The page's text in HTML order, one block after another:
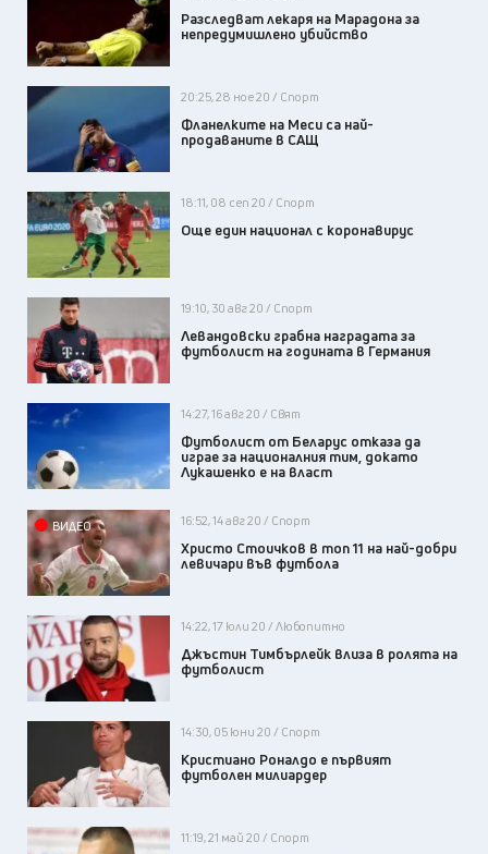
Разследват лекаря на Марадона за
непредумишлено убийство
20:25, 28 ное 20 / Спорт
Фланелките на Меси са най-
продаваните в САЩ
18:11, 08 сеп 20 / Спорт
Още един национал с коронавирус
19:10, 30 авг 20 / Спорт
Левандовски грабна наградата за
футболист на годината в Германия
14:27, 16 авг 20 / Свят
Футболист от Беларус отказа да
играе за националния тим, докато
Лукашенко е на власт
ВИДЕО 16:52, 14 авг 20 / Спорт
Христо Стоичков в топ 11 на най-добри
левичари във футбола
14:22, 17 юли 20 / Любопитно
Джъстин Тимбърлейк влиза в ролята на
футболист
14:30, 05 юни 20 / Спорт
Кристиано Роналдо е първият
футболен милиардер
11:19, 21 май 20 / Спорт